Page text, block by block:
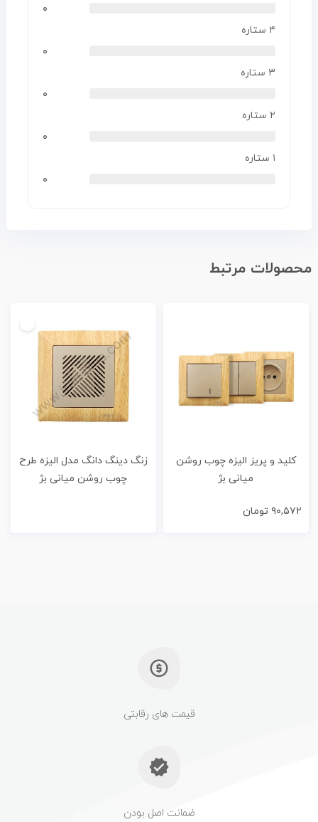
۰
۴ ستاره
۰
۳ ستاره
۰
۲ ستاره
۰
۱ ستاره
۰
محصولات مرتبط
کلید و پریز الیزه چوب روشن
میانی بژ
۹۰,۵۷۲ تومان
زنگ دینگ دانگ مدل الیزه طرح
چوب روشن میانی بژ
قیمت های رقابتی
ضمانت اصل بودن